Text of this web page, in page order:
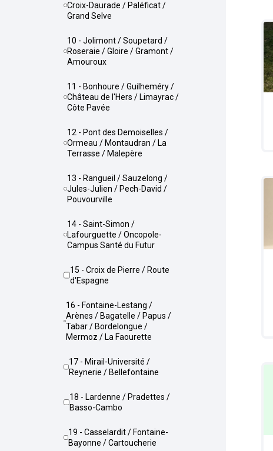
Croix-Daurade / Paléficat /
Grand Selve
10 - Jolimont / Soupetard /
Roseraie / Gloire / Gramont /
Amouroux
11 - Bonhoure / Guilheméry /
Château de l'Hers / Limayrac /
Côte Pavée
12 - Pont des Demoiselles /
Ormeau / Montaudran / La
Terrasse / Malepère
13 - Rangueil / Sauzelong /
Jules-Julien / Pech-David /
Pouvourville
14 - Saint-Simon /
Lafourguette / Oncopole-
Campus Santé du Futur
15 - Croix de Pierre / Route
d'Espagne
16 - Fontaine-Lestang /
Arènes / Bagatelle / Papus /
Tabar / Bordelongue /
Mermoz / La Faourette
17 - Mirail-Université /
Reynerie / Bellefontaine
18 - Lardenne / Pradettes /
Basso-Cambo
19 - Casselardit / Fontaine-
Bayonne / Cartoucherie